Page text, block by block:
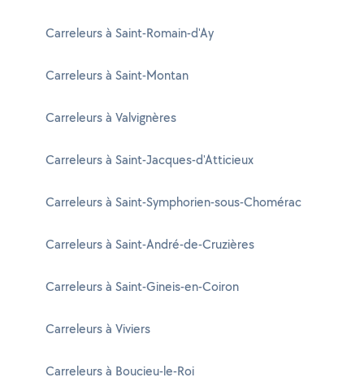
Carreleurs à Saint-Romain-d'Ay
Carreleurs à Saint-Montan
Carreleurs à Valvignères
Carreleurs à Saint-Jacques-d'Atticieux
Carreleurs à Saint-Symphorien-sous-Chomérac
Carreleurs à Saint-André-de-Cruzières
Carreleurs à Saint-Gineis-en-Coiron
Carreleurs à Viviers
Carreleurs à Boucieu-le-Roi